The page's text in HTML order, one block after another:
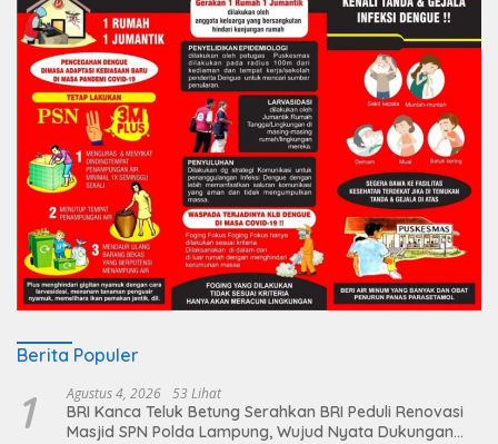
Berita Populer
1 Agustus 4, 2026 53 Lihat
BRI Kanca Teluk Betung Serahkan BRI Peduli Renovasi
Masjid SPN Polda Lampung, Wujud Nyata Dukungan